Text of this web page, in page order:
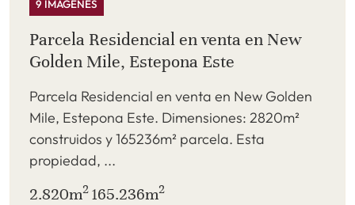
9 IMÁGENES
Parcela Residencial en venta en New
Golden Mile, Estepona Este
Parcela Residencial en venta en New Golden
Mile, Estepona Este. Dimensiones: 2820m²
construidos y 165236m² parcela. Esta
propiedad, ...
2.820m2 165.236m2